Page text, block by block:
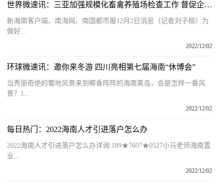
世界微速讯：三亚加强规模化畜禽养殖场检查工作 督促企业规范排污
新海南客户端、南海网、南国都市报12月2日消息（记者刘子榕）为
做好...
2022/12/02
环球微速讯：邀你来冬游 四川亮相第七届海南“休博会”
当秀丽奇绝的蜀地风景来到椰香阵阵的海南美岛，会是怎样一番风
景？1...
2022/12/02
每日热门：2022海南人才引进落户怎么办
2022海南人才引进落户怎么办详询:189★7607★0527小马老师海南置
业...
2022/12/02